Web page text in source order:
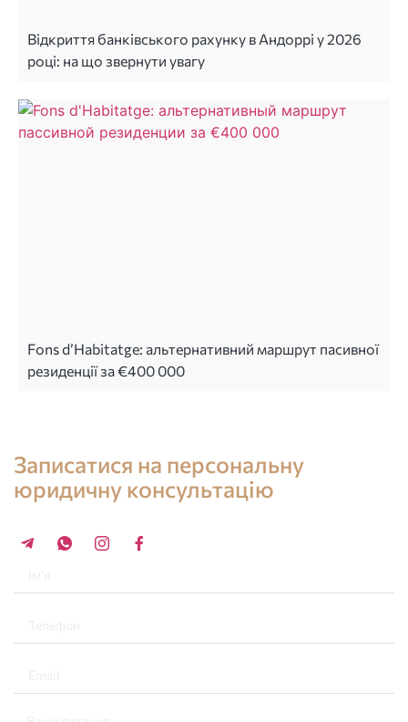
Відкриття банківського рахунку в Андоррі у 2026
році: на що звернути увагу
Fons d’Habitatge: альтернативний маршрут пасивної
резиденції за €400 000
Записатися на персональну
юридичну консультацію